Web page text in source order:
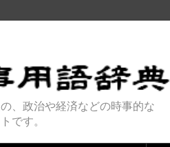
、政治や経済などの時事的な
です。